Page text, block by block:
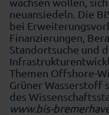
neuansiedeln. Die
bei
Finanzierungen,
Standortsuche und
Themen Offshore-
Grüner Wasserstoff
des
www.bis-